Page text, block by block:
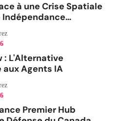
à une Crise Spatiale
Indépendance
: L'Alternative
aux Agents IA
Premier Hub